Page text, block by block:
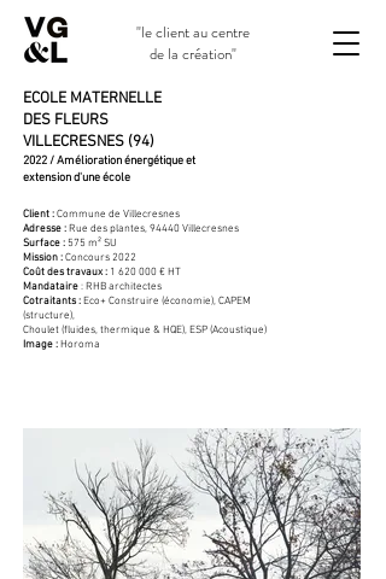
"le client au centre
de la création"
ECOLE MATERNELLE
DES FLEURS
VILLECRESNES (94)
2022 / Amélioration énergétique et
extension d'une école
Client :Commune de Villecresnes
Adresse :Rue des plantes, 94440 Villecresnes
Surface : 575 m² SU
Mission :Concours 2022
Coût des travaux : 1 620 000€ HT
Mandataire: RHB architectes
Cotraitants :Eco+ Construire (économie), CAPEM
(structure),
Choulet (fluides, thermique & HQE), ESP (Acoustique)
Image :Horoma